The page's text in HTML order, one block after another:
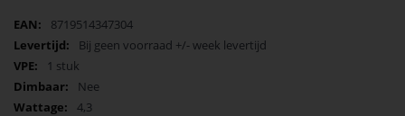
Ervaar vandaag nog de voordelen van deze hoogstaande
kogel. Bestel nu en geef uw ruimte een duurzame, heldere upgrade!
Meer
informatie
8719514347304
Bij geen voorraad +/- week levertijd
1 stuk
Nee
4,3